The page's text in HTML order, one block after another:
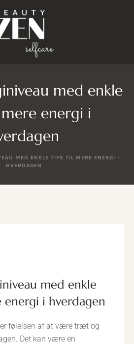
med enkle
energi i
MED ENKLE TIPS TIL MERE ENERGI I
HVERDAGEN
i hverdagen
følelsen af at være træt og
Det kan være en